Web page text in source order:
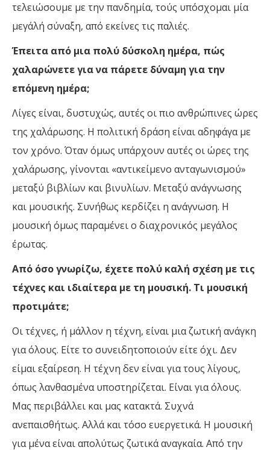
τελειώσουμε με την πανδημία, τούς υπόσχομαι μία
μεγάλή σύναξη, από εκείνες τις παλιές.
Έπειτα από μια πολύ δύσκολη ημέρα, πώς
χαλαρώνετε για να πάρετε δύναμη για την
επόμενη ημέρα;
Λίγες είναι, δυστυχώς, αυτές οι πιο ανθρώπινες ώρες
της χαλάρωσης. Η πολιτική δράση είναι αδηφάγα με
τον χρόνο. Όταν όμως υπάρχουν αυτές οι ώρες της
χαλάρωσης, γίνονται «αντικείμενο ανταγωνισμού»
μεταξύ βιβλίων και βινυλίων. Μεταξύ ανάγνωσης
και μουσικής. Συνήθως κερδίζει η ανάγνωση. Η
μουσική όμως παραμένει ο διαχρονικός μεγάλος
έρωτας.
Από όσο γνωρίζω, έχετε πολύ καλή σχέση με τις
τέχνες και ιδιαίτερα με τη μουσική. Τι μουσική
προτιμάτε;
Οι τέχνες, ή μάλλον η τέχνη, είναι μια ζωτική ανάγκη
για όλους. Είτε το συνειδητοποιούν είτε όχι. Δεν
είμαι εξαίρεση. Η τέχνη δεν είναι για τους λίγους,
όπως λανθασμένα υποστηρίζεται. Είναι για όλους.
Μας περιβάλλει και μας κατακτά. Συχνά
ανεπαισθήτως. Αλλά και τόσο ευεργετικά. Η μουσική
για μένα είναι απολύτως ζωτικά αναγκαία. Από την